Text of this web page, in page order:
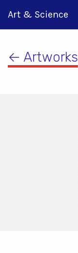
Art & Science
← Artworks